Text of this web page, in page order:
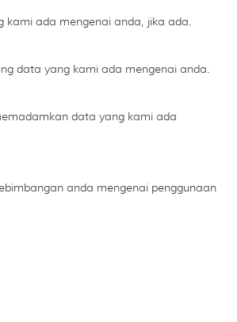
kami ada mengenai anda, jika ada.
data yang kami ada mengenai anda.
data yang kami ada
anda mengenai penggunaan